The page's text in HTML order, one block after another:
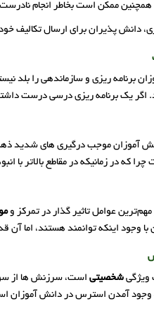
همچنین ممکن است بخاطر انجام
دانش پذیران برای ارسال تکالیف
برنامه ریزی و سازماندهی را
اگر یک برنامه ریزی درسی درست
آموزان موجب درگیری های شدید
چرا که در زمانیکه در مقاطع بالاتر
عوامل تاثیر گذار در تمرکز و
وجود اینکه توانمند هستند، اما
ویژگی شخصیتی است، سرزنش ها از
وجود آمدن استرس در دانش آموزان